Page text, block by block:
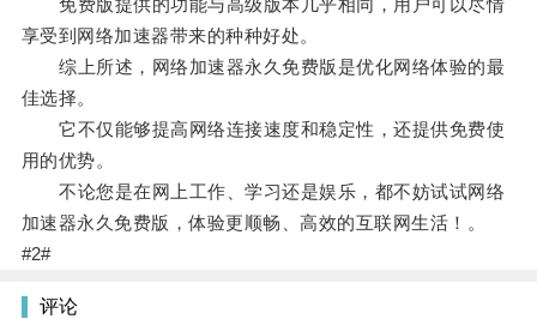
免费版提供的功能与高级版本几乎相同，用户可以尽情
享受到网络加速器带来的种种好处。
综上所述，网络加速器永久免费版是优化网络体验的最
佳选择。
它不仅能够提高网络连接速度和稳定性，还提供免费使
用的优势。
不论您是在网上工作、学习还是娱乐，都不妨试试网络
加速器永久免费版，体验更顺畅、高效的互联网生活！。
#2#
评论